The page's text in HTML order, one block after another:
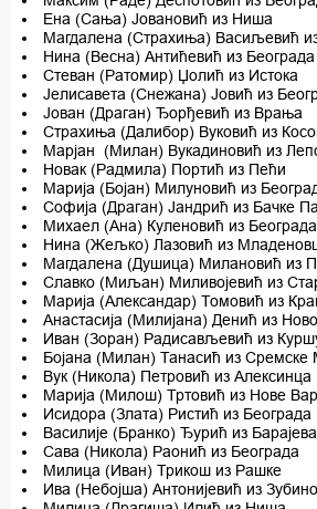
Ена (Сања) Јовановић из Ниша
Магдалена (Страхиња) Васиљевић
Нина (Весна) Антићевић из Београда
Стеван (Ратомир) Џолић из Истока
Јелисавета (Снежана) Јовић из
Јован (Драган) Ђорђевић из Врања
Страхиња (Далибор) Вуковић из
Марјан (Милан) Вукадиновић из
Новак (Радмила) Портић из Пећи
Марија (Бојан) Милуновић из
Софија (Драган) Јандрић из Бачке
Михаел (Ана) Куленовић из Београда
Нина (Жељко) Лазовић из
Магдалена (Душица) Милановић из
Славко (Миљан) Миливојевић из
Марија (Александар) Томовић из
Анастасија (Милијана) Денић из
Иван (Зоран) Радисављевић из
Бојана (Милан) Танасић из Сремске
Вук (Никола) Петровић из Алексинца
Марија (Милош) Тртовић из Нове
Исидора (Злата) Ристић из Београда
Василије (Бранко) Ђурић из Барајева
Сава (Никола) Раонић из Београда
Милица (Иван) Трикош из Рашке
Ива (Небојша) Антонијевић из